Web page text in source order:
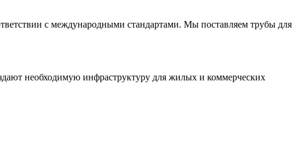
с международными стандартами. Мы поставляем трубы для
необходимую инфраструктуру для жилых и коммерческих